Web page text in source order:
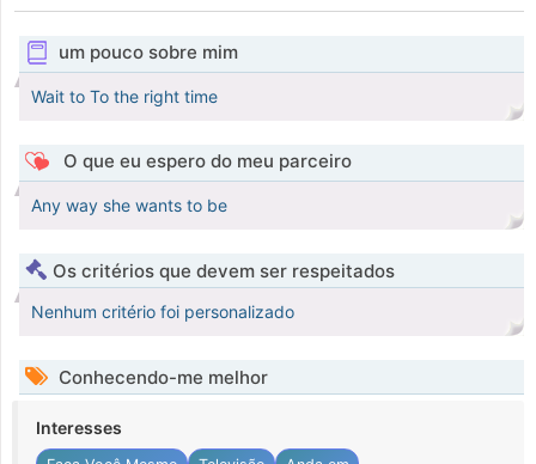
um pouco sobre mim
Wait to To the right time
O que eu espero do meu parceiro
Any way she wants to be
Os critérios que devem ser respeitados
Nenhum critério foi personalizado
Conhecendo-me melhor
Interesses